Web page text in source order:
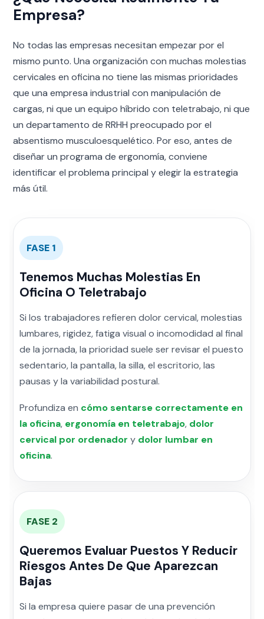
Empresa?
No todas las empresas necesitan empezar por el
mismo punto. Una organización con muchas molestias
cervicales en oficina no tiene las mismas prioridades
que una empresa industrial con manipulación de
cargas, ni que un equipo híbrido con teletrabajo, ni que
un departamento de RRHH preocupado por el
absentismo musculoesquelético. Por eso, antes de
diseñar un programa de ergonomía, conviene
identificar el problema principal y elegir la estrategia
más útil.
FASE 1
Tenemos Muchas Molestias En
Oficina O Teletrabajo
Si los trabajadores refieren dolor cervical, molestias
lumbares, rigidez, fatiga visual o incomodidad al final
de la jornada, la prioridad suele ser revisar el puesto
sedentario, la pantalla, la silla, el escritorio, las
pausas y la variabilidad postural.
Profundiza en cómo sentarse correctamente en
la oficina, ergonomía en teletrabajo, dolor
cervical por ordenador y dolor lumbar en
oficina.
FASE 2
Queremos Evaluar Puestos Y Reducir
Riesgos Antes De Que Aparezcan
Bajas
Si la empresa quiere pasar de una prevención